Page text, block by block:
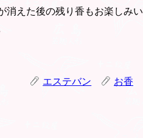
消えた後の残り香もお楽しみい
エステバン お香